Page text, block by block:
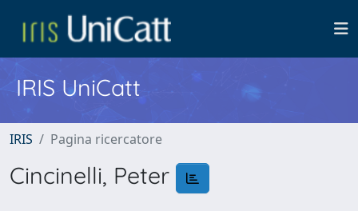
IRIS UniCatt
IRIS Pagina ricercatore
Cincinelli, Peter